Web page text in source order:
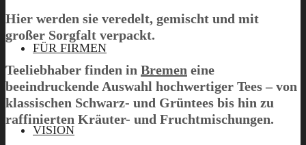
FÜR FIRMEN
VISION
Menü
Hier werden sie veredelt, gemischt und mit
großer Sorgfalt verpackt.
Teeliebhaber finden in Bremen eine
beeindruckende Auswahl hochwertiger Tees – von
klassischen Schwarz- und Grüntees bis hin zu
raffinierten Kräuter- und Fruchtmischungen.